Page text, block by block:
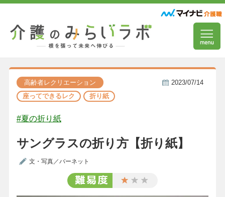
高齢者レクリエーション
座ってできるレク
折り紙
2023/07/14
#夏の折り紙
サングラスの折り方【折り紙】
文・写真／バーネット